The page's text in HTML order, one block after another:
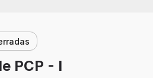
PCP - I